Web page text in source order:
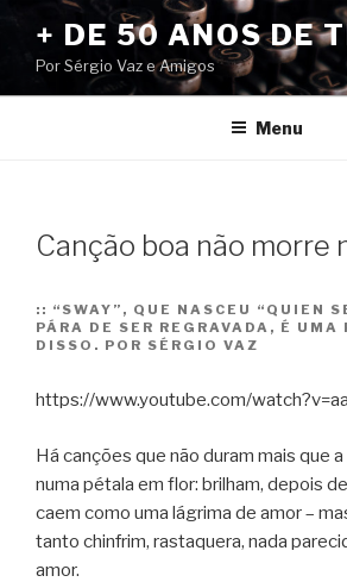
conteúdo
+ DE 50 ANOS DE
Por Sérgio Vaz e Amigos
Menu
Canção boa não morre
:: “SWAY”, QUE NASCEU “QUIEN
PÁRA DE SER REGRAVADA, É UMA
DISSO. POR SÉRGIO VAZ
https://www.youtube.com/
Há canções que não duram mais que
numa pétala em flor: brilham, depois
caem como uma lágrima de amor –
tanto chinfrim, rastaquera, nada
amor.